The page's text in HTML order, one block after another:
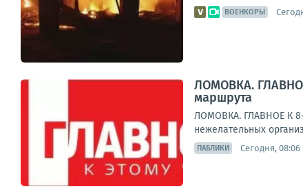
ВОЕНКОРЫ
ЛОМОВКА.
маршрута
ЛОМОВКА. ГЛАВНОЕ К 8-
нежелательных
ПАБЛИКИ Сегодня, 08:06